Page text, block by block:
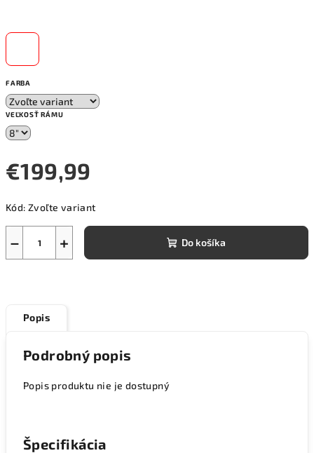
FARBA
VEĽKOSŤ RÁMU
€199,99
cena:
Kód: Zvoľte variant
+
− Do košíka
Popis
Podrobný popis
Popis produktu nie je dostupný
Špecifikácia